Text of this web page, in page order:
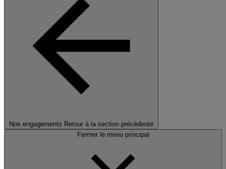
Nos engagements Retour à la section précédente
Fermer le menu principal